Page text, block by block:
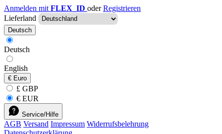
Anmelden mit FLEX_ID oder Registrieren
Lieferland
Deutsch
Deutsch
English
€ Euro
£ GBP
€ EUR
Service/Hilfe
AGB Versand Impressum Widerrufsbelehrung